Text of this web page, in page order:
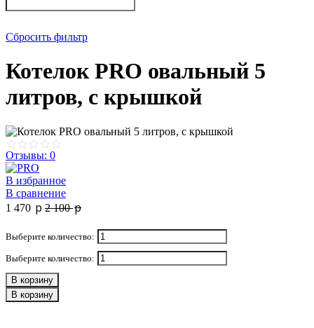
Сбросить фильтр
Котелок PRO овальный 5
литров, с крышкой
Отзывы: 0
В избранное
В сравнение
1 470 p 2 100 p
Выберите количество:
Выберите количество:
В корзину
В корзину